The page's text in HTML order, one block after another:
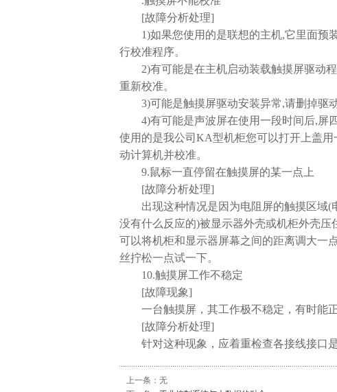
[故障分析处理]
1)如果您使用的是联想的主机,它里面预装
行校准程序。
2)有可能是在主机启动装载触摸屏驱动程
重新校准。
3)可能是触摸屏驱动安装异常,请删掉驱
4)有可能是声波屏在使用一段时间后,屏四
使用的是我公司KA型机柜您可以打开上盖
动计算机并校准。
9.鼠标一直停留在触摸屏的某一点上
[故障分析处理]
出现这种情况是因为电阻屏的触摸区域(
没有什么反应的)被显示器外壳或机柜外壳
可以将机柜和显示器屏幕之间的距离调大一
丝拧松一点试一下。
10.触摸屏工作不稳定
[故障现象]
一台触摸屏，其工作极不稳定，有时能正
[故障分析处理]
针对这种现象，应着重检查各接线接口是
上一条：无